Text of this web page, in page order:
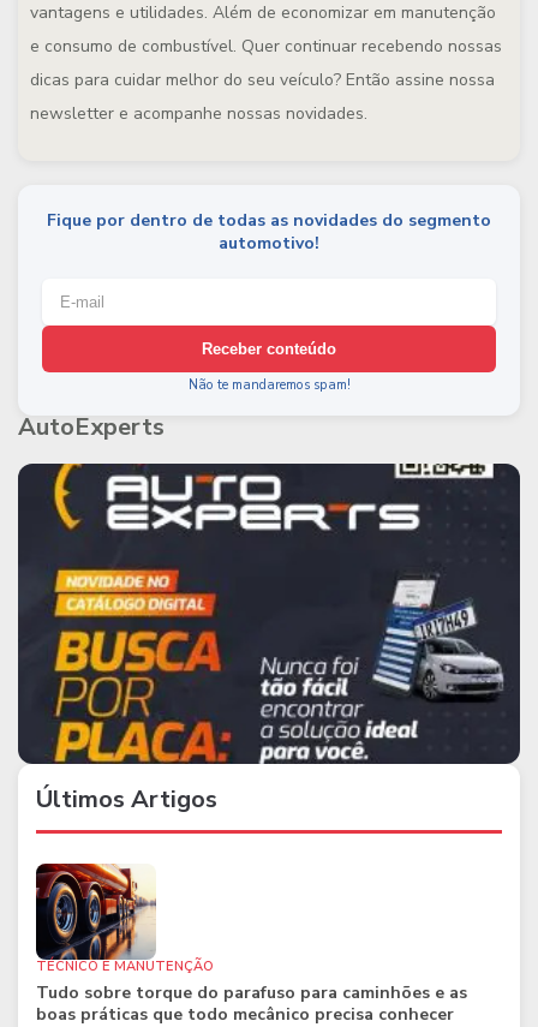
vantagens e utilidades. Além de economizar em manutenção
e consumo de combustível. Quer continuar recebendo nossas
dicas para cuidar melhor do seu veículo? Então assine nossa
newsletter e acompanhe nossas novidades.
Fique por dentro de todas as novidades do segmento
automotivo!
Receber conteúdo
Não te mandaremos spam!
AutoExperts
Últimos Artigos
TÉCNICO E MANUTENÇÃO
Tudo sobre torque do parafuso para caminhões e as
boas práticas que todo mecânico precisa conhecer